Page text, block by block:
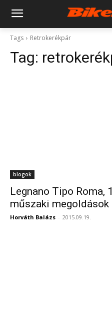
Tags Retrokerékpár
Tag:
blogok
Legnano Tipo
műszaki megoldások
Horváth Balázs - 2015.09.19.